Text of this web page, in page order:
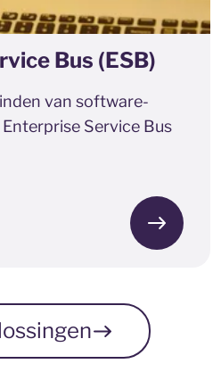
Bus (ESB)
van software-
Service Bus